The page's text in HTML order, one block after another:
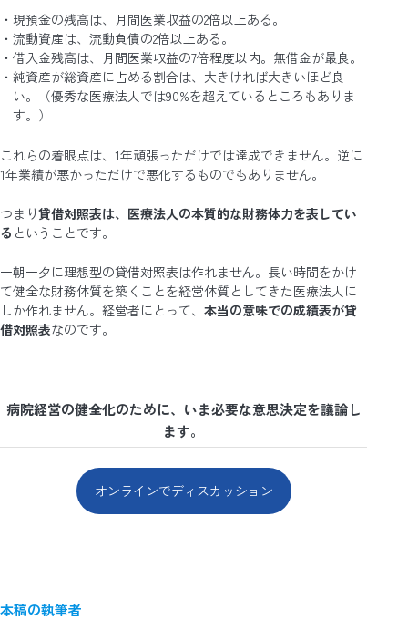
現預金の残高は、月間医業収益の2倍以上ある。
流動資産は、流動負債の2倍以上ある。
借入金残高は、月間医業収益の7倍程度以内。無借金が最良。
純資産が総資産に占める割合は、大きければ大きいほど良
い。（優秀な医療法人では90%を超えているところもありま
す。）
これらの着眼点は、1年頑張っただけでは達成できません。逆に
1年業績が悪かっただけで悪化するものでもありません。
つまり貸借対照表は、医療法人の本質的な財務体力を表してい
る ということです。
一朝一夕に理想型の貸借対照表は作れません。長い時間をかけ
て健全な財務体質を築くことを経営体質としてきた医療法人に
しか作れません。経営者にとって、 本当の意味での成績表が貸
借対照表なのです。
病院経営の健全化のために、いま必要な意思決定を議論し
ます。
オンラインでディスカッション
本稿の執筆者